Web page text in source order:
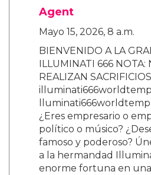
Agent
Mayo 15, 2026, 8 a.m.
BIENVENIDO A LA
ILLUMINATI 666 NOTA:
REALIZAN
¿Eres empresario o
político o músico?
famoso y poderoso?
a la hermandad
enorme fortuna en